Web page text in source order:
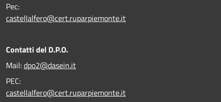
Pec:
castellalfero@cert.ruparpiemonte.it
Contatti del D.P.O.
Mail:dpo2@dasein.it
PEC:
castellalfero@cert.ruparpiemonte.it